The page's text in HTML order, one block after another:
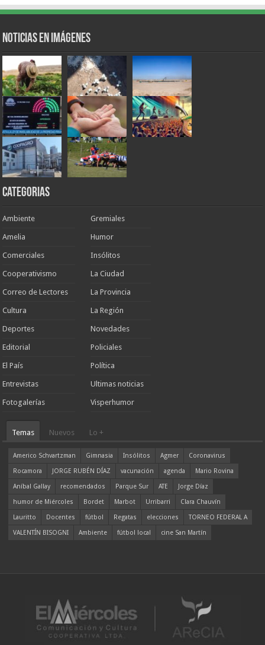
Noticias en Imágenes
Categorias
Ambiente
Amelia
Comerciales
Cooperativismo
Correo de Lectores
Cultura
Deportes
Editorial
El País
Entrevistas
Fotogalerías
Gremiales
Humor
Insólitos
La Ciudad
La Provincia
La Región
Novedades
Policiales
Política
Ultimas noticias
Visperhumor
Temas Nuevos Lo +
Americo Schvartzman Gimnasia Insólitos Agmer
Coronavirus
Rocamora
JORGE RUBÉN DÍAZ vacunación agenda
Mario Rovina
Aníbal Gallay
recomendados Parque Sur ATE
Jorge Díaz
humor de Miércoles
Bordet Marbot Urribarri
Clara Chauvín
Lauritto
Docentes fútbol Regatas elecciones
TORNEO FEDERAL A
VALENTÍN BISOGNI
Ambiente fútbol local cine San Martín